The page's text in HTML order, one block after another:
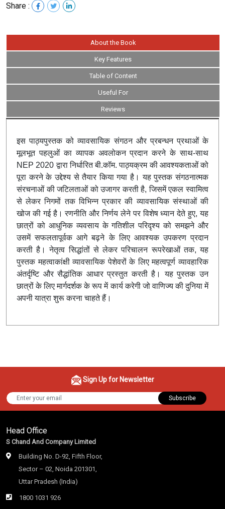
Share :
About the Book
Key Features
Table of Content
Useful For
Reviews
इस पाठ्यपुस्तक को व्यावसायिक संगठन और प्रबन्धन प्रथाओं के
मूलभूत पहलुओं का व्यापक अवलोकन प्रदान करने के साथ-साथ
NEP 2020 द्वारा निर्धारित बी.कॉम. पाठ्यक्रम की आवश्यकताओं को
पूरा करने के उद्देश्य से तैयार किया गया है। यह पुस्तक संगठनात्मक
संरचनाओं की जटिलताओं को उजागर करती है, जिसमें एकल स्वामित्व
से लेकर निगमों तक विभिन्न प्रकार की व्यावसायिक संस्थाओं की
खोज की गई है। रणनीति और निर्णय लेने पर विशेष ध्यान देते हुए, यह
छात्रों को आधुनिक व्यवसाय के गतिशील परिदृश्य को समझने और
उसमें सफलतापूर्वक आगे बढ़ने के लिए आवश्यक उपकरण प्रदान
करती है। नेतृत्व सिद्धांतों से लेकर परिचालन रूपरेखाओं तक, यह
पुस्तक महत्वाकांक्षी व्यावसायिक पेशेवरों के लिए महत्वपूर्ण व्यावहारिक
अंतर्दृष्टि और सैद्धांतिक आधार प्रस्तुत करती है। यह पुस्तक उन
छात्रों के लिए मार्गदर्शक के रूप में कार्य करेगी जो वाणिज्य की दुनिया में
अपनी यात्रा शुरू करना चाहते हैं।
Sign Up for Newsletter
Subscribe
Head Office
S Chand And Company Limited
Building No. D-92, Fifth Floor,
Sector – 02, Noida 201301,
Uttar Pradesh (India)
1800 1031 926